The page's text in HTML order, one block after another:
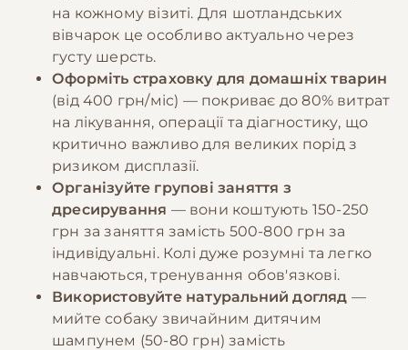
на кожному візиті. Для шотландських
вівчарок це особливо актуально через
густу шерсть.
Оформіть страховку для домашніх тварин
(від 400 грн/міс) — покриває до 80% витрат
на лікування, операції та діагностику, що
критично важливо для великих порід з
ризиком дисплазії.
Організуйте групові заняття з
дресирування — вони коштують 150-250
грн за заняття замість 500-800 грн за
індивідуальні. Колі дуже розумні та легко
навчаються, тренування обов'язкові.
Використовуйте натуральний догляд —
мийте собаку звичайним дитячим
шампунем (50-80 грн) замість